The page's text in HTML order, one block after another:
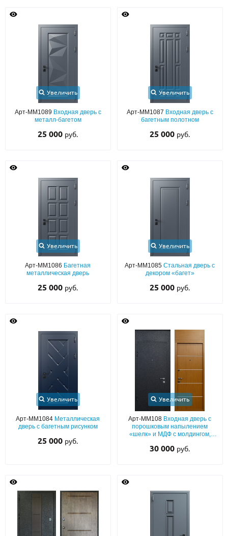
Увеличить
Арт-ММ1089 Входная дверь с
металл-багетом
25 000 руб.
Увеличить
Арт-ММ1087 Входная дверь с
багетным полотном
25 000 руб.
Увеличить
Арт-ММ1086 Багетная
металлическая дверь
25 000 руб.
Увеличить
Арт-ММ1085Стальная дверь с
декором «багет»
25 000 руб.
Увеличить
Арт-ММ1084 Металлическая
дверь с багетным рисунком
25 000 руб.
Увеличить
Арт-ММ108 Входная дверь с
порошковым напылением
«шелк» и МДФ с молдингом,
30 000 руб.